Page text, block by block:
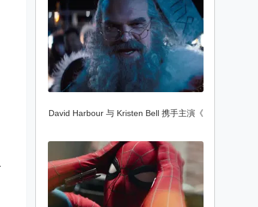
David Harbour 与 Kristen Bell 携手主演《